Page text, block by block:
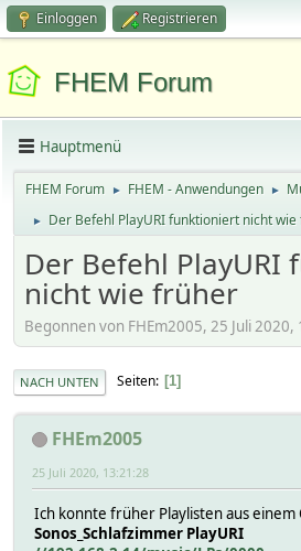
Einloggen Registrieren
FHEM Forum
Hauptmenü
FHEM Forum ► FHEM - Anwendungen ►
► Der Befehl PlayURI funktioniert nicht
Der Befehl
nicht wie früher
Begonnen von FHEm2005, 25 Juli 2020,
NACH UNTEN Seiten 1
FHEm2005
25 Juli 2020, 13:21:28
Ich konnte früher Playlisten aus
Sonos_Schlafzimmer PlayURI